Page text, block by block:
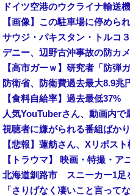
【画像】この駐車場に停めら
サウジ・パキスタン・トルコ
【食料自給率】過去最低37%
人気YouTuberさん、動画内で